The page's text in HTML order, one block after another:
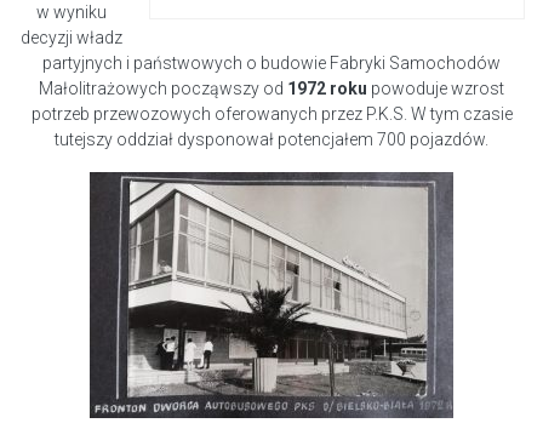
w wyniku
decyzji władz
partyjnych i państwowych o budowie Fabryki Samochodów
Małolitrażowych począwszy od 1972 roku powoduje wzrost
potrzeb przewozowych oferowanych przez P.K.S. W tym czasie
tutejszy oddział dysponował potencjałem 700 pojazdów.